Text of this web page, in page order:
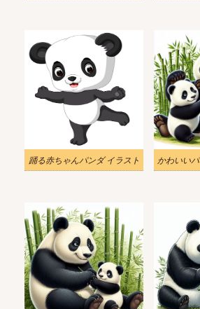
踊る赤ちゃんパンダ イラスト